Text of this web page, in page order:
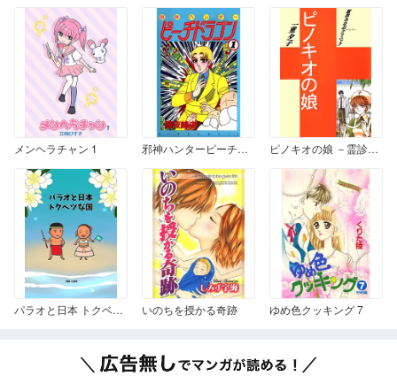
メンヘラチャン 1 邪神ハンターピーチドラゴン 1 ピノキオの娘 －霊診みなおクリニック－
パラオと日本 トクベツな国 いのちを授かる奇跡 ゆめ色クッキング 7